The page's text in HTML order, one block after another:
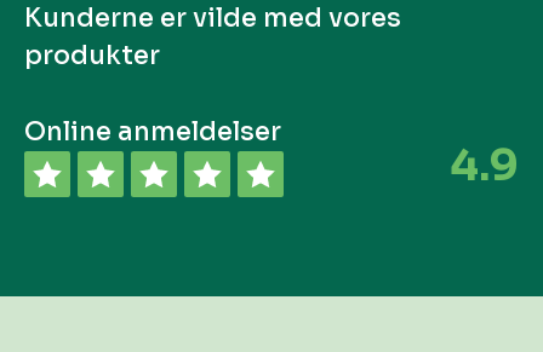
Kunderne er vilde med vores
produkter
Online anmeldelser
4.9